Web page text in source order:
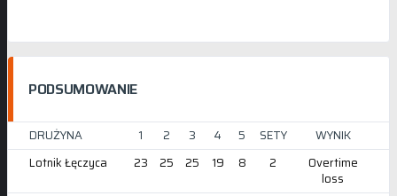
PODSUMOWANIE
DRUŻYNA 1 2 3 4 5 SETY
WYNIK
Lotnik Łęczyca
23 25 25 19 8 2
Overtime
loss